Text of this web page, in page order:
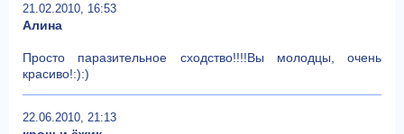
21.02.2010, 16:53
Алина
Просто паразительное сходство!!!!Вы молодцы, очень
красиво!:):)
22.06.2010, 21:13